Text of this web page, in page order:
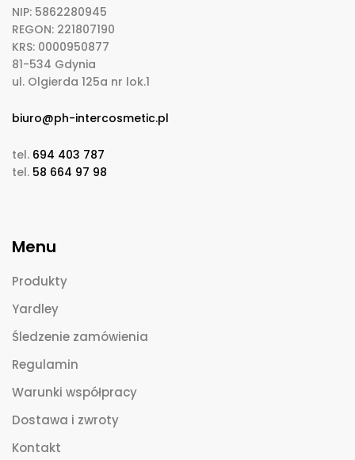
NIP: 5862280945
REGON: 221807190
KRS: 0000950877
81-534 Gdynia
ul. Olgierda 125a nr lok.1
biuro@ph-intercosmetic.pl
tel. 694 403 787
tel. 58 664 97 98
Menu
Produkty
Yardley
Śledzenie zamówienia
Regulamin
Warunki współpracy
Dostawa i zwroty
Kontakt